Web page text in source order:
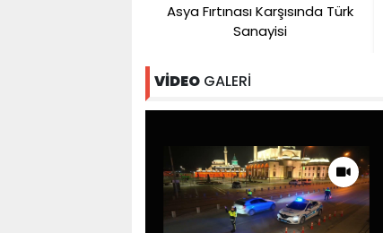
Asya Fırtınası Karşısında Türk
Sanayisi
VİDEO GALERİ